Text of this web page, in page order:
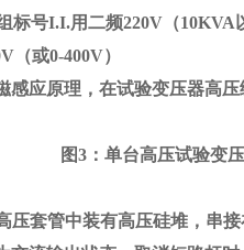
标号I.I.用二频220V （10KVA
（或0-400V）
应原理，在试验变压器高压
图3 ：单台高压试验变
压套管中装有高压硅堆，串